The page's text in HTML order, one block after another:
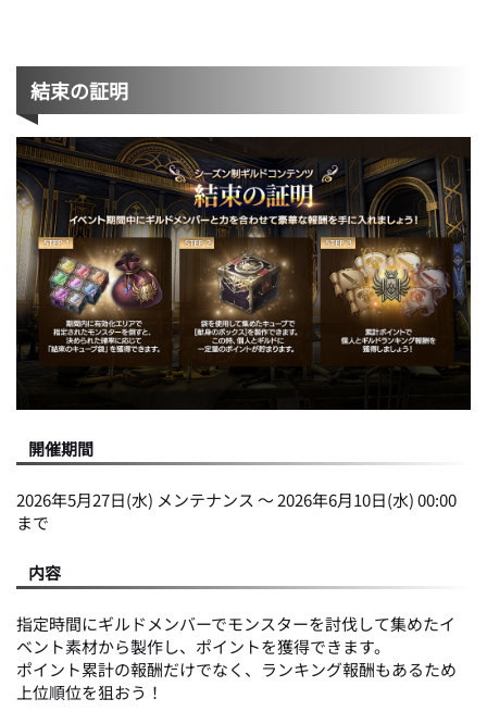
結束の証明
開催期間
2026年5月27日(水) メンテナンス ～ 2026年6月10日(水) 00:00
まで
内容
指定時間にギルドメンバーでモンスターを討伐して集めたイ
ベント素材から製作し、ポイントを獲得できます。
ポイント累計の報酬だけでなく、ランキング報酬もあるため
上位順位を狙おう！